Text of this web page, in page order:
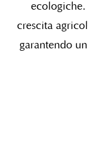
crescita
garantendo